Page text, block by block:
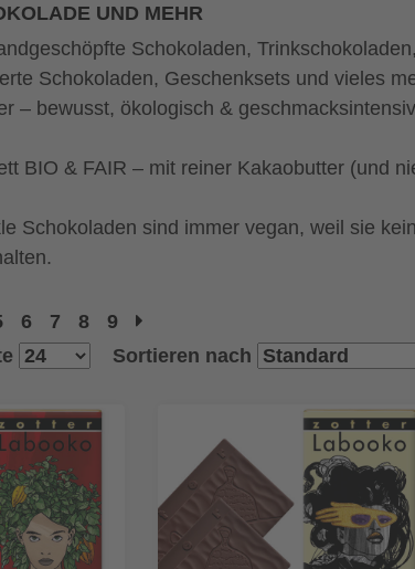
UND MEHR
Schokoladen,
Schokoladen, Geschenksets und vieles
– bewusst, ökologisch &
BIO & FAIR – mit reiner Kakaobutter (und
Schokoladen sind immer vegan, weil sie
6 7 8
9
Sortieren nach